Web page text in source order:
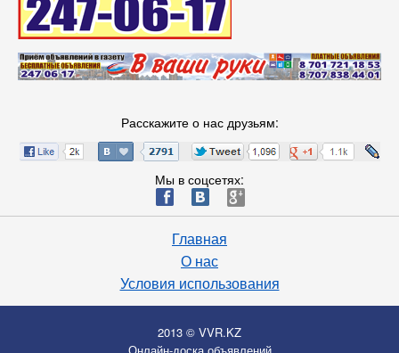
Расскажите о нас друзьям:
Мы в соцсетях:
ä æ è
Главная
О нас
Условия использования
2013 © VVR.KZ